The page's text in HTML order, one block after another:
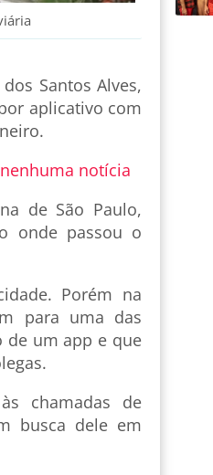
Santos Alves,
aplicativo com
notícia
de São Paulo,
onde passou o
Porém na
para uma das
de um app e que
chamadas de
busca dele em